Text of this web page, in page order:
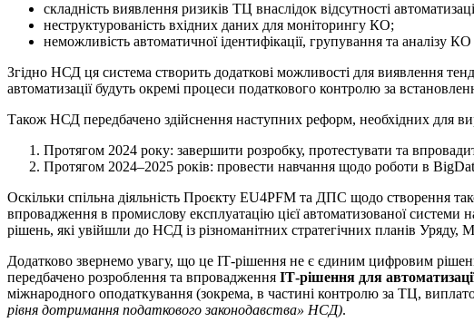
складність виявлення ризиків ТЦ внаслідок відсутності
неструктурованість вхідних даних для моніторингу КО;
неможливість автоматичної ідентифікації, групування та аналізу КО
Згідно НСД ця система створить додаткові можливості для виявлення
автоматизації будуть окремі процеси податкового контролю за
Також НСД передбачено здійснення наступних реформ, необхідних для
Протягом 2024 року: завершити розробку, протестувати та
Протягом 2024–2025 років: провести навчання щодо роботи в
Оскільки спільна діяльність Проєкту EU4PFM та ДПС щодо створення
впровадження в промислову експлуатацію цієї автоматизованої
рішень, які увійшли до НСД із різноманітних стратегічних планів
Додатково звернемо увагу, що це ІТ-рішення не є єдиним цифровим
передбачено розроблення та впровадження ІТ-рішення для
міжнародного оподаткування (зокрема, в частині контролю за ТЦ,
рівня дотримання податкового законодавства» НСД).